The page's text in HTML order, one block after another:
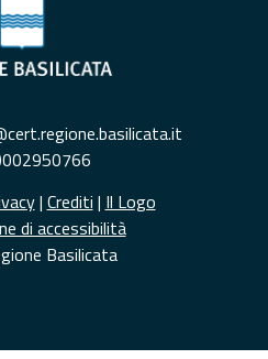
| Crediti | Il Logo
di accessibilità
Basilicata